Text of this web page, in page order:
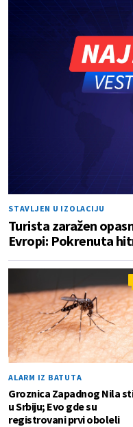
STAVLJEN U IZOLACIJU
Turista zaražen
Evropi: Pokrenuta
ALARM IZ BATUTA
Groznica Zapadnog Nila
u Srbiju; Evo gde su
registrovani prvi oboleli